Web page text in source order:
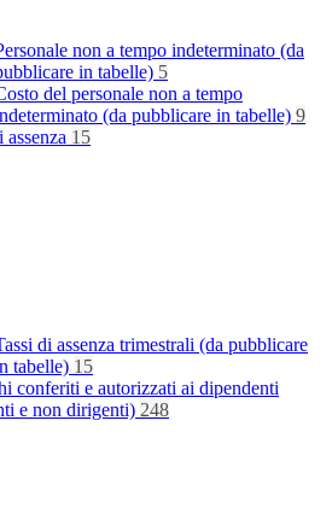
non a tempo indeterminato (da
in tabelle) 5
del personale non a tempo
(da pubblicare in tabelle) 9
assenza 15
di assenza trimestrali (da pubblicare
tabelle) 15
conferiti e autorizzati ai dipendenti
e non dirigenti) 248